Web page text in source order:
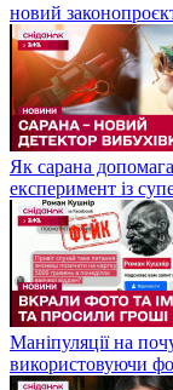
новий
Як сарана
експеримент із
Маніпуляції на
використовуючи